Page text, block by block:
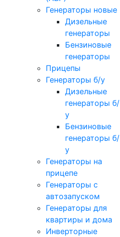
Генераторы новые
Дизельные
генераторы
Бензиновые
генераторы
Прицепы
Генераторы б/у
Дизельные
генераторы б/
у
Бензиновые
генераторы б/
у
Генераторы на
прицепе
Генераторы с
автозапуском
Генераторы для
квартиры и дома
Инверторные